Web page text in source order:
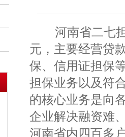
河南省二七
元，主要经营贷
保、信用证担保
担保业务以及符
的核心业务是向
企业解决融资难
河南省内四百多